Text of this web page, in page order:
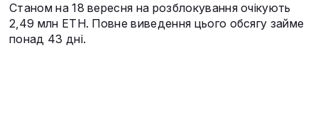
Станом на 18 вересня на розблокування очікують
2,49 млн ETH. Повне виведення цього обсягу займе
понад 43 дні.